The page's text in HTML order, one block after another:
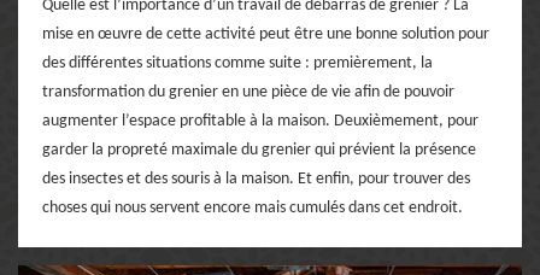
Quelle est l’importance d’un travail de débarras de grenier ? La
mise en œuvre de cette activité peut être une bonne solution pour
des différentes situations comme suite : premièrement, la
transformation du grenier en une pièce de vie afin de pouvoir
augmenter l’espace profitable à la maison. Deuxièmement, pour
garder la propreté maximale du grenier qui prévient la présence
des insectes et des souris à la maison. Et enfin, pour trouver des
choses qui nous servent encore mais cumulés dans cet endroit.